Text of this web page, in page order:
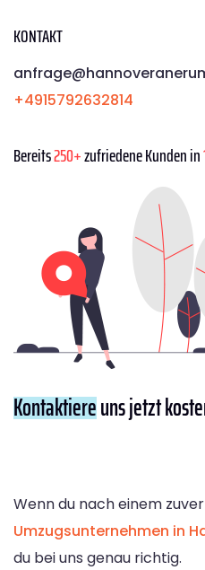
KONTAKT
+4915792632814
Bereits250+zufriedene Kunden in
Kontaktiereuns jetzt
Wenn du nach einem
Umzugsunternehmen in
du bei uns genau richtig.